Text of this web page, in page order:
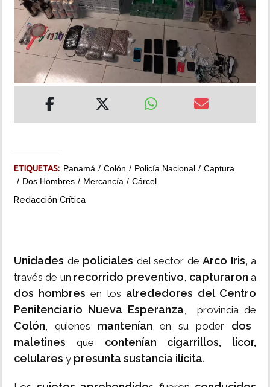
INSÓLITAS
MULTIMEDIA
ETIQUETAS: Panamá Colón Policía Nacional
Captura
Dos Hombres
Mercancía Cárcel
Redacción Crítica
Unidades de policiales del sector de Arco Iris, a
través de un recorrido preventivo, capturaron a
dos hombres en los alrededores del Centro
Penitenciario Nueva Esperanza, provincia de
Colón, quienes mantenían en su poder dos
maletines que contenían cigarrillos, licor,
celulares y presunta sustancia ilícita.